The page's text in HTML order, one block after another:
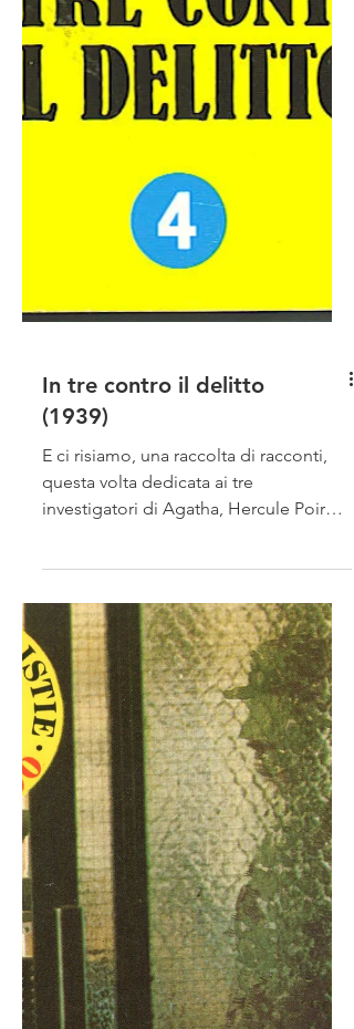
In tre contro il delitto
(1939)
E ci risiamo, una raccolta di racconti,
questa volta dedicata ai tre
investigatori di Agatha, Hercule Poirot,
Miss Marple e Parker Pyne....